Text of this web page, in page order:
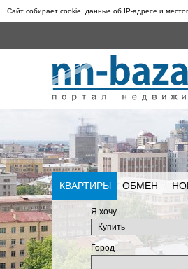
Сайт собирает cookie, данные об IP-адресе и
КВАРТИРЫ ОБМЕН
Я хочу
Город